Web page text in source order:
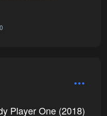
0
Player One (2018)